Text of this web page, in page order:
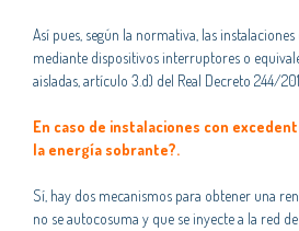
Así pues, según la normativa, las
mediante dispositivos interruptores o
aisladas, artículo 3.d) del Real Decreto 244/
En caso de instalaciones con
la energía sobrante?.
Sí, hay dos mecanismos para obtener una
no se autocosuma y que se inyecte a la red